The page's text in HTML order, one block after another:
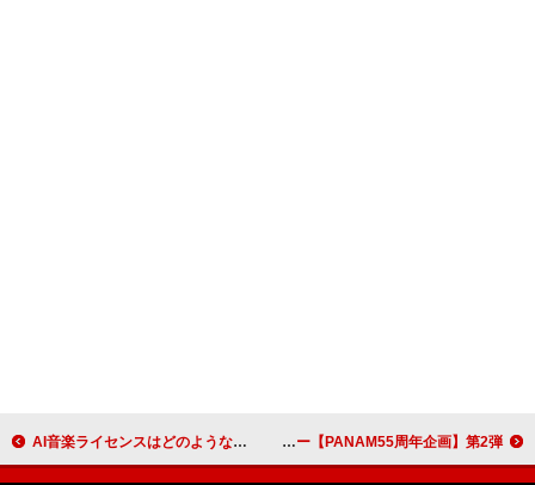
AI音楽ライセンスはどのような形になるのか？複雑な問題を紐解く GOOD BYE APRIL×南佳孝、鈴木茂「LADY PINK PANTHER」をリメイクカバー【PANAM55周年企画】第2弾